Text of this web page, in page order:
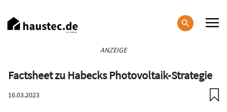
zum
Inhalt
ANZEIGE
Factsheet zu Habecks Photovoltaik-Strategie
16.03.2023